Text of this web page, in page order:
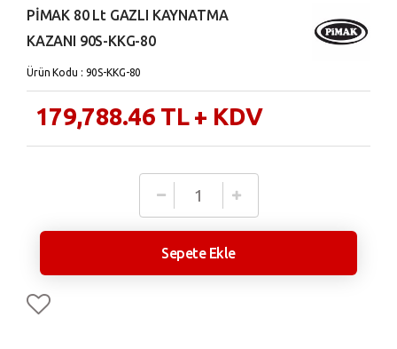
PİMAK 80 Lt GAZLI KAYNATMA
KAZANI 90S-KKG-80
Ürün Kodu : 90S-KKG-80
179,788.46 TL+ KDV
Sepete Ekle